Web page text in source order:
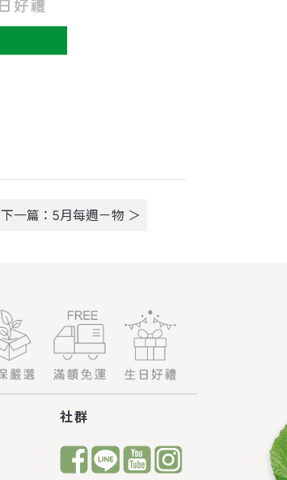
下一篇：5月每週ㄧ物 ＞
社群